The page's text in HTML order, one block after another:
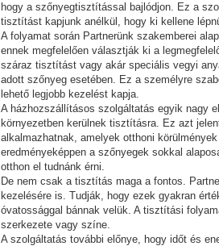
hogy a szőnyegtisztítással bajlódjon. Ez a
tisztítást kapjunk anélkül, hogy ki kellene
A folyamat során Partnerünk szakemberei
ennek megfelelően választják ki a
száraz tisztítást vagy akár speciális vegyi
adott szőnyeg esetében. Ez a személyre
lehető legjobb kezelést kapja.
A házhozszállításos szolgáltatás egyik nagy
környezetben kerülnek tisztításra. Ez azt
alkalmazhatnak, amelyek otthoni
eredményeképpen a szőnyegek sokkal
otthon el tudnánk érni.
De nem csak a tisztítás maga a fontos.
kezelésére is. Tudják, hogy ezek gyakran
óvatossággal bánnak velük. A tisztítási
szerkezete vagy színe.
A szolgáltatás további előnye, hogy időt és